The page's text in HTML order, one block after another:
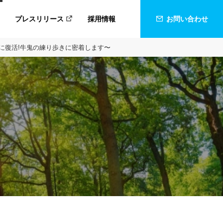
プレスリリース 採用情報 お問い合わせ
復活!牛⻤の練り歩きに密着します〜